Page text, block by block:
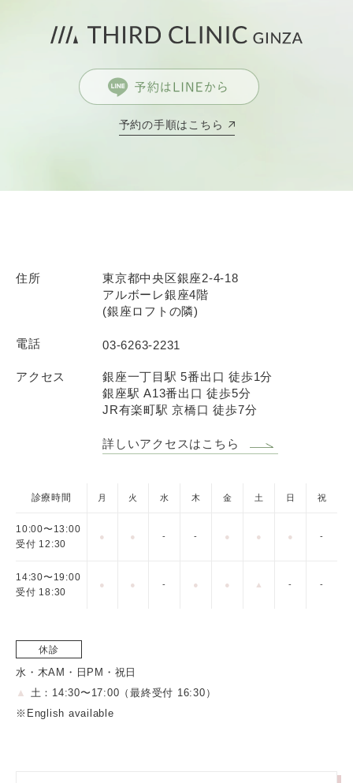
予約の手順はこちら
住所
東京都中央区銀座2-4-18
アルボーレ銀座4階
(銀座ロフトの隣)
電話 03-6263-2231
アクセス
銀座一丁目駅 5番出口 徒歩1分
銀座駅 A13番出口 徒歩5分
JR有楽町駅 京橋口 徒歩7分
詳しいアクセスはこちら
診療時間 月 火 水 木 金 土 日 祝
10:00〜13:00
受付 12:30
● ● - - ● ● ● -
14:30〜19:00
受付 18:30
● ● - ● ● ▲ - -
休診
水・木AM・日PM・祝日
▲
土：14:30〜17:00（最終受付 16:30）
※English available